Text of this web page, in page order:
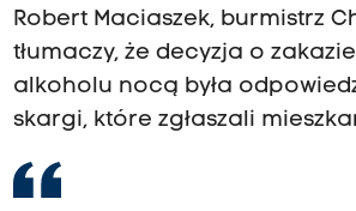
Robert Maciaszek, burmistrz
tłumaczy, że decyzja o
alkoholu nocą była
skargi, które zgłaszali